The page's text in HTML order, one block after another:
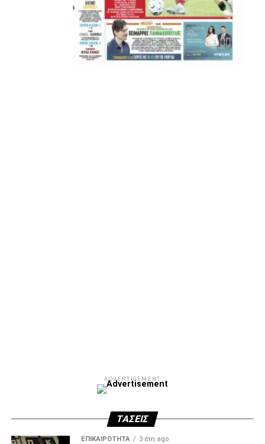
ΑΜΠΑΛΑΕΑ, ΜΑΚΕΔΟΝΕΣ, ΤΟΥΜΠΑ, #031#
ADVERTISEMENT
ΤΆΣΕΙΣ
ΕΠΙΚΑΙΡΌΤΗΤΑ 3 έτη ago